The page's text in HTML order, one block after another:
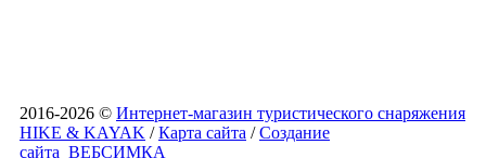
2016-2026 © Интернет-магазин туристического снаряжения
HIKE & KAYAK /Карта сайта /Создание
сайта ВЕБСИМКА